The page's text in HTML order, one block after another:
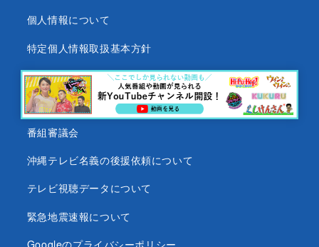
個人情報について
特定個人情報取扱基本方針
沖縄テレビ放送基準
沖縄県内放送局一覧
番組審議会
沖縄テレビ名義の後援依頼について
テレビ視聴データについて
緊急地震速報について